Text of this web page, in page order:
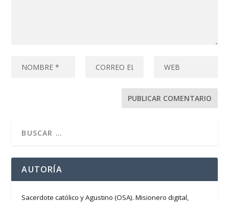
AUTORÍA
Sacerdote católico y Agustino (OSA). Misionero digital,